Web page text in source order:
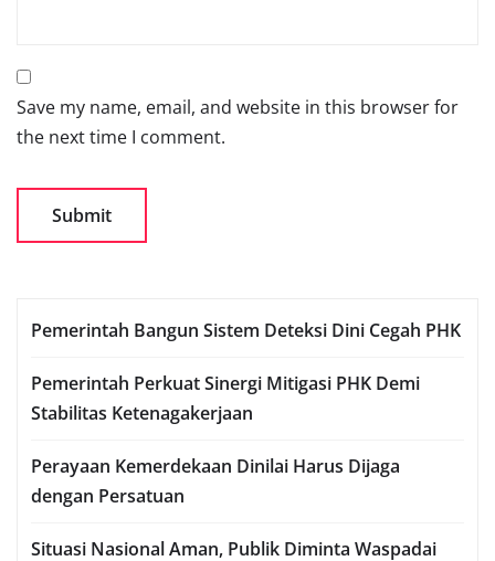
Save my name, email, and website in this browser for
the next time I comment.
Pemerintah Bangun Sistem Deteksi Dini Cegah PHK
Pemerintah Perkuat Sinergi Mitigasi PHK Demi
Stabilitas Ketenagakerjaan
Perayaan Kemerdekaan Dinilai Harus Dijaga
dengan Persatuan
Situasi Nasional Aman, Publik Diminta Waspadai